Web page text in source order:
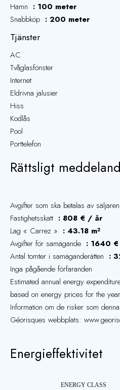
Hamn
100 meter
Snabbköp
200 meter
Tjänster
AC
Tvåglasfönster
Internet
Eldrivna jalusier
Hiss
Kodlås
Pool
Porttelefon
Rättsligt
Avgifter som ska betalas av säljaren
Fastighetsskatt
808 € / år
Lag « Carrez »
43.18 m²
Avgifter för samägande
1640
Antal tomter i samäganderätten
Inga pågående förfaranden
Estimated annual energy
based on energy prices for the
Information om de risker som
Géorisques webbplats:
Energieffektivitet